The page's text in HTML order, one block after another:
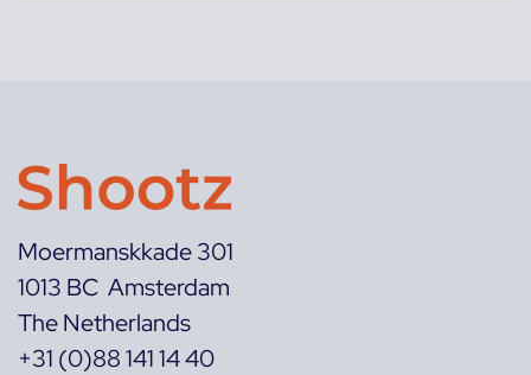
Moermanskkade 301
1013 BC Amsterdam
The Netherlands
+31 (0)88 141 14 40